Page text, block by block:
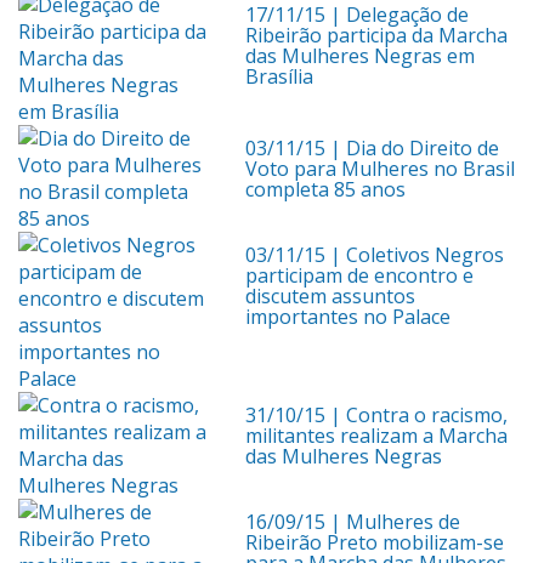
17/11/15 | Delegação de
Ribeirão participa da Marcha
das Mulheres Negras em
Brasília
03/11/15 | Dia do Direito de
Voto para Mulheres no Brasil
completa 85 anos
03/11/15 | Coletivos Negros
participam de encontro e
discutem assuntos
importantes no Palace
31/10/15 | Contra o racismo,
militantes realizam a Marcha
das Mulheres Negras
16/09/15 | Mulheres de
Ribeirão Preto mobilizam-se